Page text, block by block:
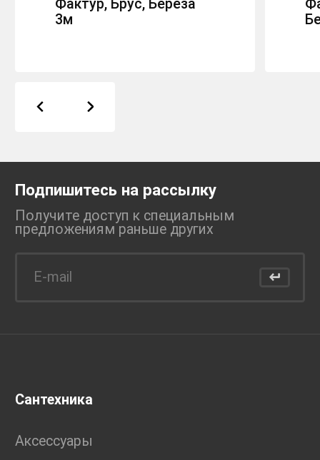
Фактур, Брус, Береза
3м
Подпишитесь на рассылку
Получите доступ к специальным
предложениям раньше других
Сантехника
Аксессуары